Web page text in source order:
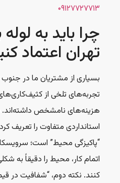
۰۹۱۲۷۷۲۷۷۱۳
چرا باید به
تهران اعتماد
بسیاری از مشتریان ما در
تجربه‌های تلخی از
هزینه‌های نامشخص داشته‌اند.
استانداردی متفاوت را تعریف
“پاکیزگی محیط” است؛
اتمام کار، محیط را دقیقاً به
کنند. نکته دوم، “شفافیت در